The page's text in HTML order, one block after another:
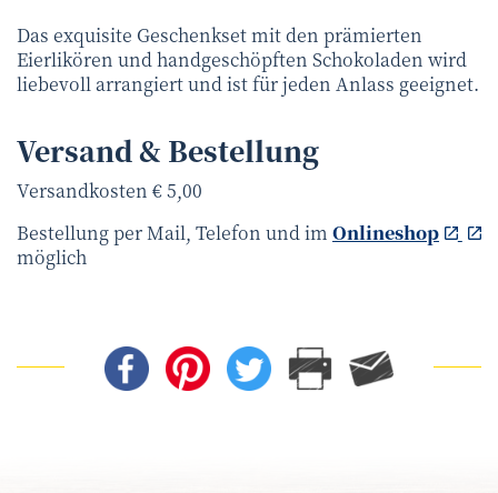
Das exquisite Geschenkset mit den prämierten
Eierlikören und handgeschöpften Schokoladen wird
liebevoll arrangiert und ist für jeden Anlass geeignet.
Versand & Bestellung
Versandkosten € 5,00
Bestellung per Mail, Telefon und im Onlineshop
möglich